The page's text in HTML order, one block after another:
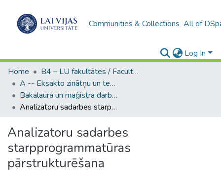
Communities & Collections All of
Log In
Home
B4 – LU fakultātes / Faculties of the UL
A -- Eksakto zinātņu un tehnoloģiju fakultāte / Faculty of Science and Technology
Bakalaura un maģistra darbi (EZTF) / Bachelor's and Master's theses
Analizatoru sadarbes starpprogrammatūras pārstrukturēšana
Analizatoru sadarbes
starpprogrammatūras
pārstrukturēšana